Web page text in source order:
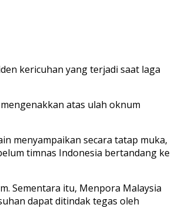
kericuhan yang terjadi saat laga
atas ulah oknum
menyampaikan secara tatap muka,
timnas Indonesia bertandang ke
Sementara itu, Menpora Malaysia
dapat ditindak tegas oleh